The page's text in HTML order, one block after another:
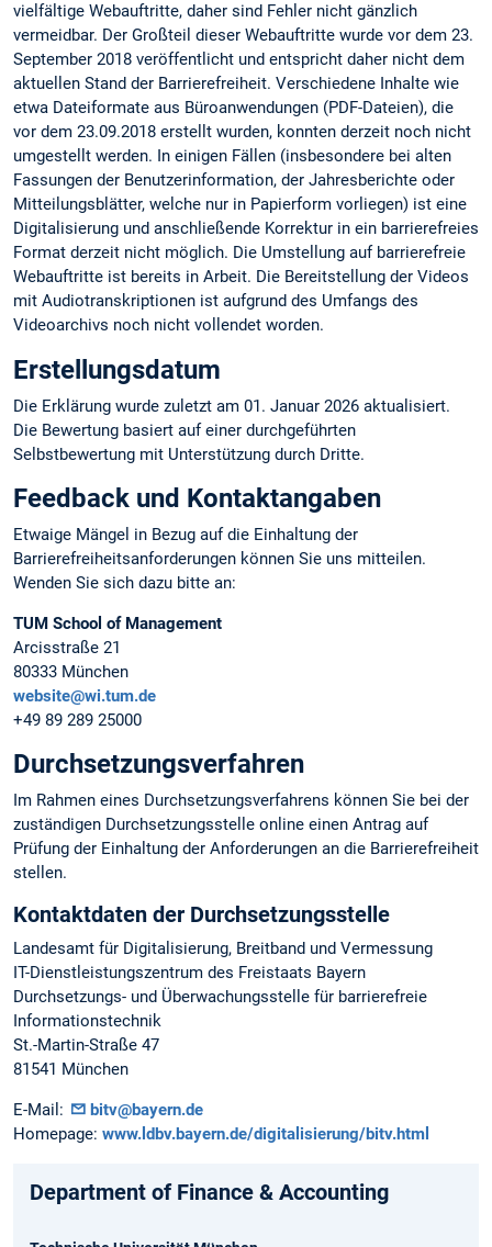
vielfältige Webauftritte, daher sind Fehler nicht gänzlich
vermeidbar. Der Großteil dieser Webauftritte wurde vor dem 23.
September 2018 veröffentlicht und entspricht daher nicht dem
aktuellen Stand der Barrierefreiheit. Verschiedene Inhalte wie
etwa Dateiformate aus Büroanwendungen (PDF-Dateien), die
vor dem 23.09.2018 erstellt wurden, konnten derzeit noch nicht
umgestellt werden. In einigen Fällen (insbesondere bei alten
Fassungen der Benutzerinformation, der Jahresberichte oder
Mitteilungsblätter, welche nur in Papierform vorliegen) ist eine
Digitalisierung und anschließende Korrektur in ein barrierefreies
Format derzeit nicht möglich. Die Umstellung auf barrierefreie
Webauftritte ist bereits in Arbeit. Die Bereitstellung der Videos
mit Audiotranskriptionen ist aufgrund des Umfangs des
Videoarchivs noch nicht vollendet worden.
Erstellungsdatum
Die Erklärung wurde zuletzt am 01. Januar 2026 aktualisiert.
Die Bewertung basiert auf einer durchgeführten
Selbstbewertung mit Unterstützung durch Dritte.
Feedback und Kontaktangaben
Etwaige Mängel in Bezug auf die Einhaltung der
Barrierefreiheitsanforderungen können Sie uns mitteilen.
Wenden Sie sich dazu bitte an:
TUM School of Management
Arcisstraße 21
80333 München
website@wi.tum.de
+49 89 289 25000
Durchsetzungsverfahren
Im Rahmen eines Durchsetzungsverfahrens können Sie bei der
zuständigen Durchsetzungsstelle online einen Antrag auf
Prüfung der Einhaltung der Anforderungen an die Barrierefreiheit
stellen.
Kontaktdaten der Durchsetzungsstelle
Landesamt für Digitalisierung, Breitband und Vermessung
IT-Dienstleistungszentrum des Freistaats Bayern
Durchsetzungs- und Überwachungsstelle für barrierefreie
Informationstechnik
St.-Martin-Straße 47
81541 München
E-Mail:
bitv@bayern.de
Homepage: www.ldbv.bayern.de/digitalisierung/bitv.html
Department of Finance & Accounting